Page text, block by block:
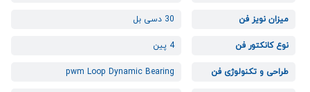
میزان نویز فن 30 دسی بل
نوع کانکتور فن 4 پین
طراحی و تکنولوژی فن pwm Loop Dynamic Bearing